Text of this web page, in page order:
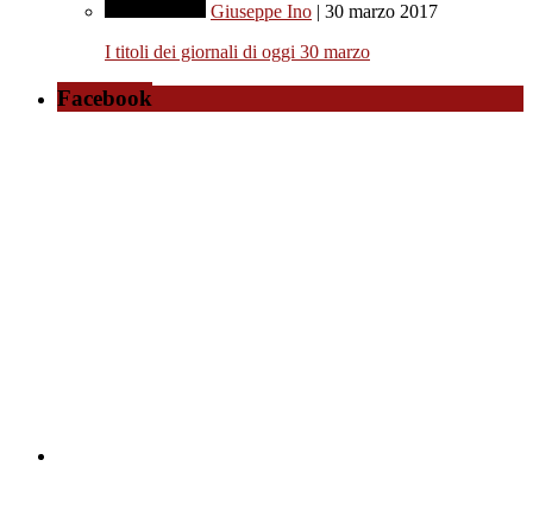
Giuseppe Ino | 30 marzo 2017
I titoli dei giornali di oggi 30 marzo
Facebook